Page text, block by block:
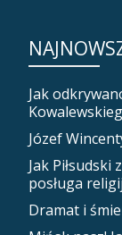
Jak
Józef
Jak Piłsudski
posługa
Dramat i